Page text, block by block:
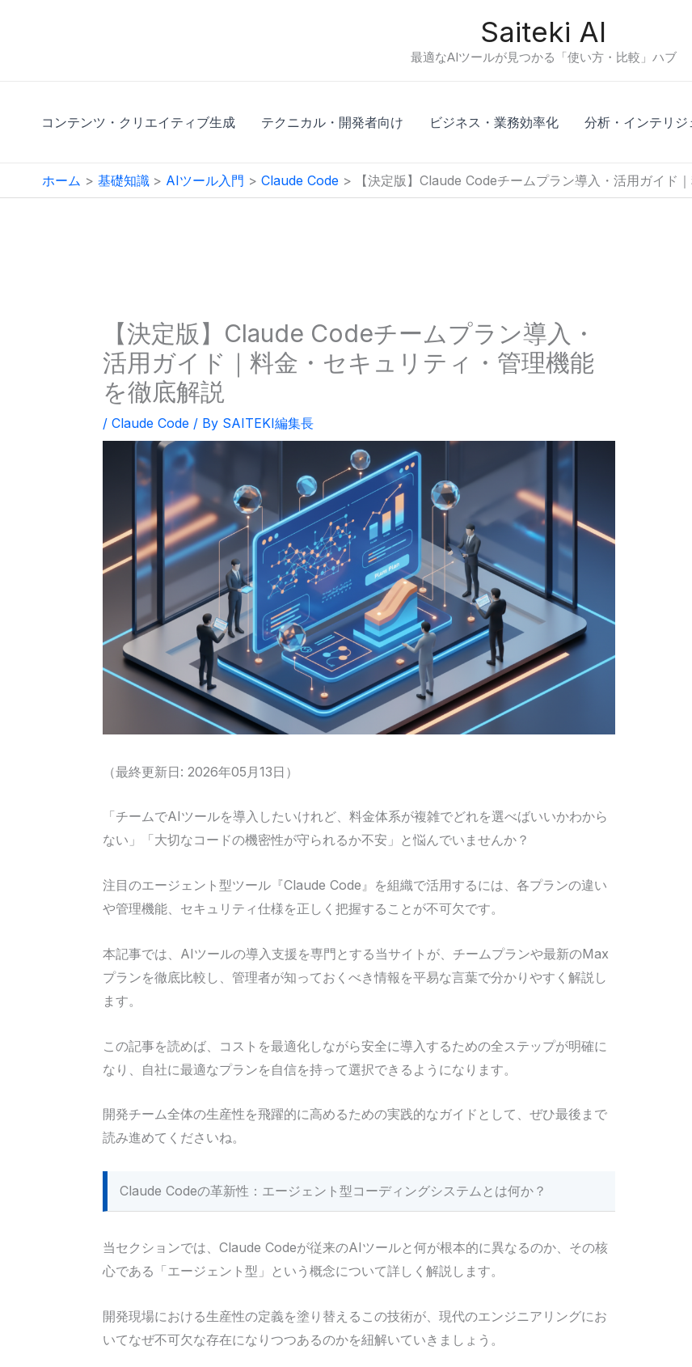
Saiteki AI
最適なAIツールが見つかる「使い方・比較」ハブ
コンテンツ・クリエイティブ生成 テクニカル・開発者向け ビジネス・業務効率化 分析・インテリジ
ホーム 基礎知識 AIツール入門 Claude Code 【決定版】Claude Codeチームプラン導入・活用ガイド
【決定版】Claude Codeチームプラン導入・
活用ガイド｜料金・セキュリティ・管理機能
を徹底解説
/ Claude Code/ By SAITEKI編集長
（最終更新日: 2026年05月13日）
「チームでAIツールを導入したいけれど、料金体系が複雑でどれを選べばいいかわから
ない」「大切なコードの機密性が守られるか不安」と悩んでいませんか？
注目のエージェント型ツール『Claude Code』を組織で活用するには、各プランの違い
や管理機能、セキュリティ仕様を正しく把握することが不可欠です。
本記事では、AIツールの導入支援を専門とする当サイトが、チームプランや最新のMax
プランを徹底比較し、管理者が知っておくべき情報を平易な言葉で分かりやすく解説し
ます。
この記事を読めば、コストを最適化しながら安全に導入するための全ステップが明確に
なり、自社に最適なプランを自信を持って選択できるようになります。
開発チーム全体の生産性を飛躍的に高めるための実践的なガイドとして、ぜひ最後まで
読み進めてくださいね。
Claude Codeの革新性：エージェント型コーディングシステムとは何か？
当セクションでは、Claude Codeが従来のAIツールと何が根本的に異なるのか、その核
心である「エージェント型」という概念について詳しく解説します。
開発現場における生産性の定義を塗り替えるこの技術が、現代のエンジニアリングにお
いてなぜ不可欠な存在になりつつあるのかを紐解いていきましょう。